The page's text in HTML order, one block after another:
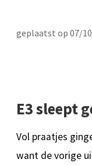
geplaatst op 07/
E3 sleept
Vol praatjes
want de vorige